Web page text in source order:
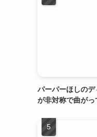
パーパーほしの
が非対称で曲が